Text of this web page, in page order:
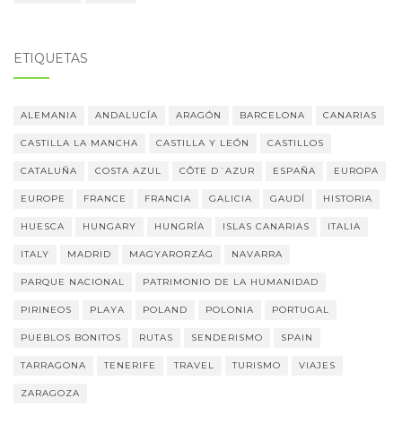
ETIQUETAS
ALEMANIA ANDALUCÍA ARAGÓN BARCELONA CANARIAS
CASTILLA LA MANCHA CASTILLA Y LEÓN CASTILLOS
CATALUÑA COSTA AZUL CÔTE D´AZUR ESPAÑA EUROPA
EUROPE FRANCE FRANCIA GALICIA GAUDÍ HISTORIA
HUESCA HUNGARY HUNGRÍA ISLAS CANARIAS ITALIA
ITALY MADRID MAGYARORZÁG NAVARRA
PARQUE NACIONAL PATRIMONIO DE LA HUMANIDAD
PIRINEOS PLAYA POLAND POLONIA PORTUGAL
PUEBLOS BONITOS RUTAS SENDERISMO SPAIN
TARRAGONA TENERIFE TRAVEL TURISMO VIAJES
ZARAGOZA